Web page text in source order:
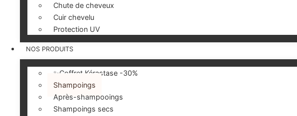
Chute de cheveux
Cuir chevelu
Protection UV
NOS PRODUITS
✨Coffret Kérastase -30%
Shampoings
Après-shampooings
Shampoings secs